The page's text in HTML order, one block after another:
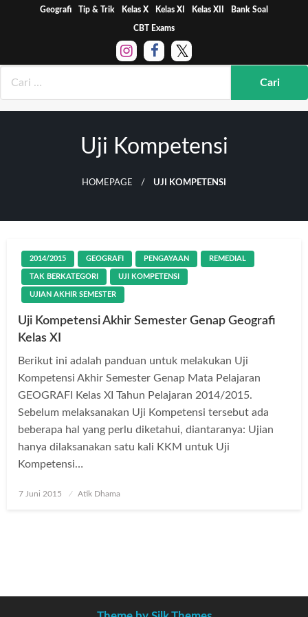
Geografi Tip & Trik Kelas X Kelas XI Kelas XII Bank Soal
CBT Exams
Uji Kompetensi
HOMEPAGE UJI KOMPETENSI
2014/2015 GEOGRAFI PENGAYAAN REMEDIAL
TAK BERKATEGORI UJI KOMPETENSI
UJIAN AKHIR SEMESTER
Uji Kompetensi Akhir Semester Genap Geografi
Kelas XI
Berikut ini adalah panduan untuk melakukan Uji
Kompetensi Akhir Semester Genap Mata Pelajaran
GEOGRAFI Kelas XI Tahun Pelajaran 2014/2015.
Sebelum melaksanakan Uji Kompetensi tersebut ada
beberapa hal yang perlu diketahui, diantaranya: Ujian
hanya dilaksanakan satu kali KKM untuk Uji
Kompetensi…
Posted
7 Juni 2015 Atik Dhama